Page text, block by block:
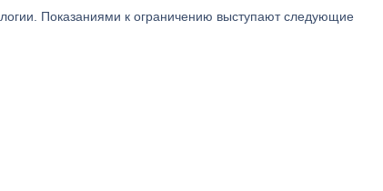
Показаниями к ограничению выступают следующие